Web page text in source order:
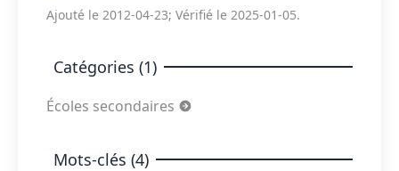
Ajouté le 2012-04-23; Vérifié le 2025-01-05.
Catégories (1)
Écoles secondaires
Mots-clés (4)